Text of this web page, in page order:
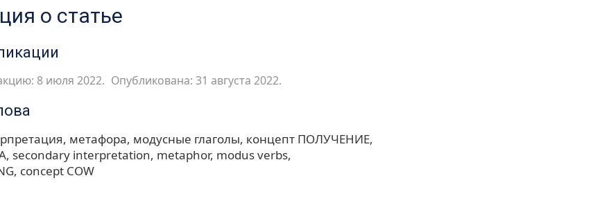
о статье
8 июля 2022. Опубликована: 31 августа 2022.
метафора модусные глаголы концепт ПОЛУЧЕНИЕ
secondary interpretation metaphor modus verbs
concept COW